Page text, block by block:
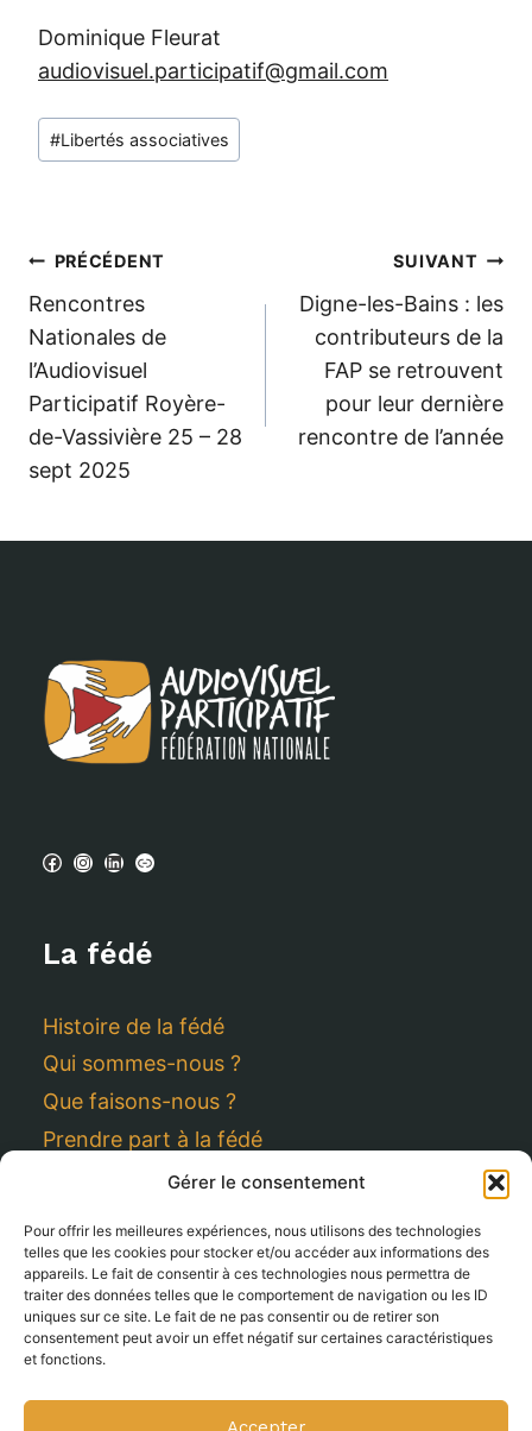
Gérer le consentement
Pour offrir les meilleures expériences, nous utilisons des technologies
telles que les cookies pour stocker et/ou accéder aux informations des
appareils. Le fait de consentir à ces technologies nous permettra de
traiter des données telles que le comportement de navigation ou les ID
uniques sur ce site. Le fait de ne pas consentir ou de retirer son
consentement peut avoir un effet négatif sur certaines caractéristiques
et fonctions.
Dominique Fleurat
audiovisuel.participatif@gmail.com
Étiquettes
de
#Libertés associatives
Navigation
de
l’article
PRÉCÉDENT
Rencontres
Nationales de
l’Audiovisuel
Participatif Royère-
de-Vassivière 25 – 28
sept 2025
SUIVANT
Digne-les-Bains : les
contributeurs de la
FAP se retrouvent
pour leur dernière
rencontre de l’année
Facebook
Instagram
LinkedInPeerTube
La fédé
Histoire de la fédé
Qui sommes-nous ?
Que faisons-nous ?
Prendre part à la fédé
Adhésion / renouvellement
Espace ressources
Contact
Mentions légales